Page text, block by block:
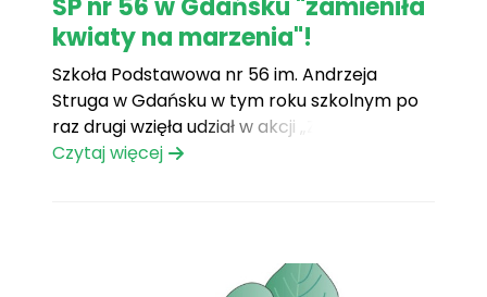
SP nr 56 w Gdańsku "zamieniła
kwiaty na marzenia"!
Szkoła Podstawowa nr 56 im. Andrzeja
Struga w Gdańsku w tym roku szkolnym po
raz drugi wzięła udział w akcji „Zamień kwiaty
na marzenia” z okazji zakończenia roku
Trójmiasto. Podziękowania należą[...]
Czytaj więcej